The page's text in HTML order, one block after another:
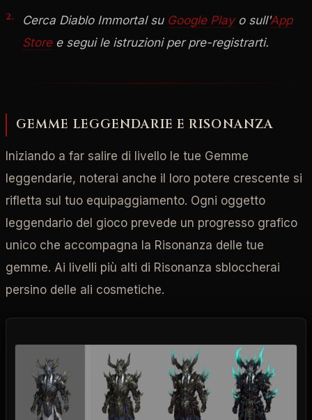
Cerca Diablo Immortal su Google Playo sull'App
Storee segui le istruzioni per pre-registrarti.
GEMME LEGGENDARIE E RISONANZA
Iniziando a far salire di livello le tue Gemme
leggendarie, noterai anche il loro potere crescente si
rifletta sul tuo equipaggiamento. Ogni oggetto
leggendario del gioco prevede un progresso grafico
unico che accompagna la Risonanza delle tue
gemme. Ai livelli più alti di Risonanza sbloccherai
persino delle ali cosmetiche.